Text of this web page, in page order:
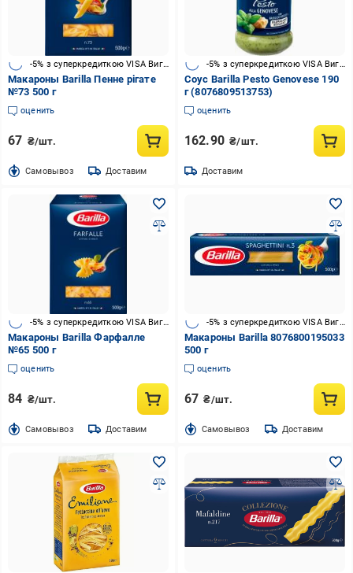
-5% з суперкредиткою VISA Вигода
Макароны Barilla Пенне рігате
№73 500 г
оценить
67 ₴/шт.
Cамовывоз Доставим
Соус Barilla Pesto Genovese 190
г (8076809513753)
оценить
162.90 ₴/шт.
Доставим
-5% з суперкредиткою VISA Вигода
Макароны Barilla Фарфалле
№65 500 г
оценить
84 ₴/шт.
Cамовывоз Доставим
Макароны Barilla 8076800195033
500 г
оценить
67 ₴/шт.
Cамовывоз Доставим